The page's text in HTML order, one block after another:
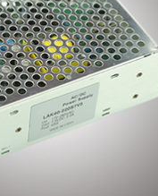
1 2 3 4
25.4×25.4 31.8×20.3
安防电源 工业电源